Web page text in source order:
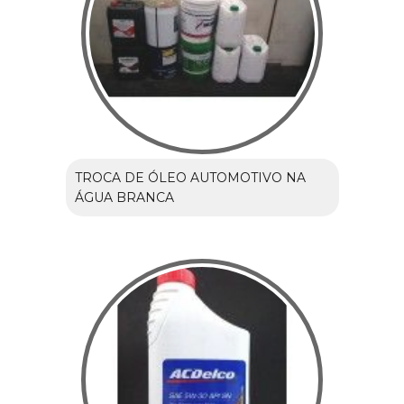
TROCA DE ÓLEO AUTOMOTIVO NA
ÁGUA BRANCA